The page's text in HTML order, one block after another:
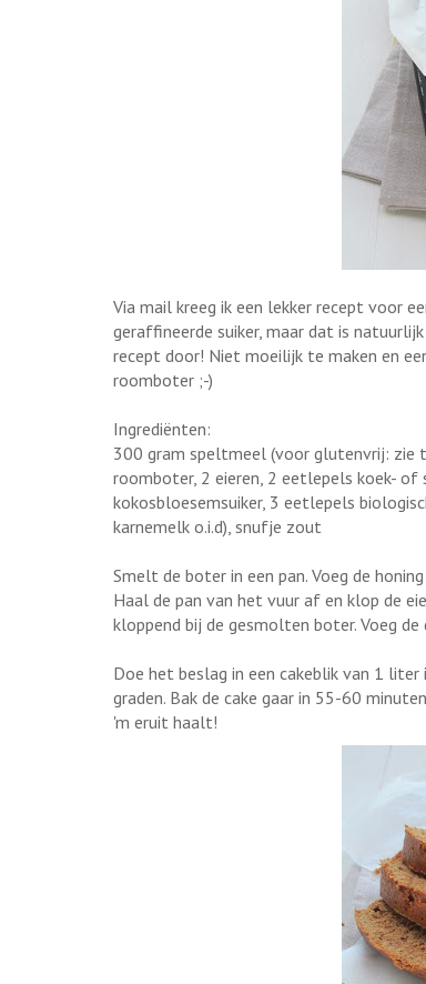
Via mail kreeg ik een lekker recept voor
geraffineerde suiker, maar dat is
recept door! Niet moeilijk te maken en
roomboter ;-)
Ingrediënten:
300 gram speltmeel (voor glutenvrij: zie
roomboter, 2 eieren, 2 eetlepels koek- of
kokosbloesemsuiker, 3 eetlepels
karnemelk o.i.d), snufje zout
Smelt de boter in een pan. Voeg de
Haal de pan van het vuur af en klop de
kloppend bij de gesmolten boter. Voeg
Doe het beslag in een cakeblik van 1
graden. Bak de cake gaar in 55-60
'm eruit haalt!